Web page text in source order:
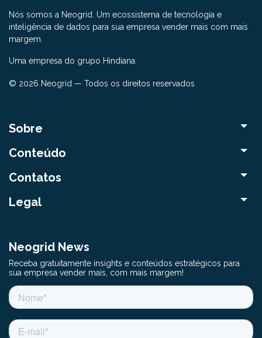
Nós somos a Neogrid. Um ecossistema de tecnologia e
inteligência de dados para sua empresa vender mais com mais
margem.
Uma empresa do grupo Hindiana.
© 2026 Neogrid — Todos os direitos reservados
Sobre
Conteúdo
Contatos
Legal
Neogrid News